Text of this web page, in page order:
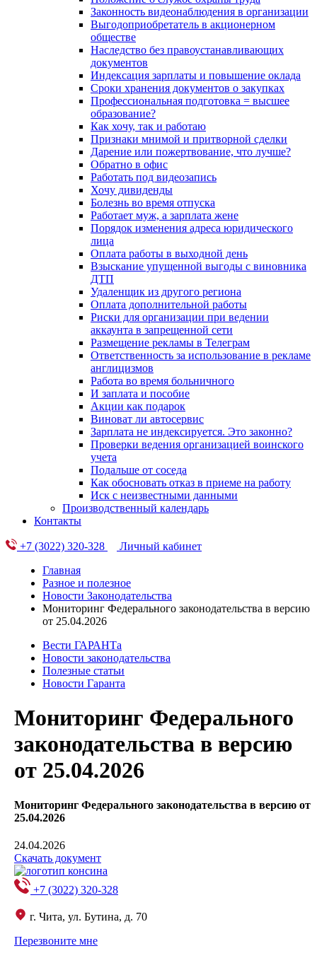
Законность видеонаблюдения в организации
Выгодоприобретатель в акционерном
обществе
Наследство без правоустанавливающих
документов
Индексация зарплаты и повышение оклада
Сроки хранения документов о закупках
Профессиональная подготовка = высшее
образование?
Как хочу, так и работаю
Признаки мнимой и притворной сделки
Дарение или пожертвование, что лучше?
Обратно в офис
Работать под видеозапись
Хочу дивиденды
Болезнь во время отпуска
Работает муж, а зарплата жене
Порядок изменения адреса юридического
лица
Оплата работы в выходной день
Взыскание упущенной выгоды с виновника
ДТП
Удаленщик из другого региона
Оплата дополнительной работы
Риски для организации при ведении
аккаунта в запрещенной сети
Размещение рекламы в Телеграм
Ответственность за использование в рекламе
англицизмов
Работа во время больничного
И заплата и пособие
Акции как подарок
Виноват ли автосервис
Зарплата не индексируется. Это законно?
Проверки ведения организацией воинского
учета
Подальше от соседа
Как обосновать отказ в приеме на работу
Иск с неизвестными данными
Производственный календарь
Контакты
+7 (3022) 320-328
Личный кабинет
Главная
Разное и полезное
Новости Законодательства
Мониторинг Федерального законодательства в версию
от 25.04.2026
Вести ГАРАНТа
Новости законодательства
Полезные статьи
Новости Гаранта
Мониторинг Федерального
законодательства в версию
от 25.04.2026
Мониторинг Федерального законодательства в версию от
25.04.2026
24.04.2026
Скачать документ
+7 (3022) 320-328
г. Чита, ул. Бутина, д. 70
Перезвоните мне